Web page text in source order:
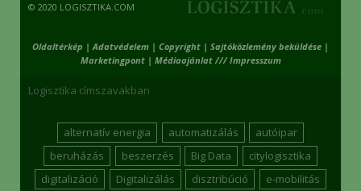
© 2020 LOGISZTIKA.COM
Oldaltérkép |Adatvédelem | Copyright | Sajtóközlemény beküldése |
Marketingpont| Médiaajánlat /// Impresszum
Logisztika címszavakban
alternatív energia automatizálás
autóipar
beruházás
beszerzés Big Data
citylogisztika
digitalizáció
Digitalizálás disztribúció
e-mobilitás